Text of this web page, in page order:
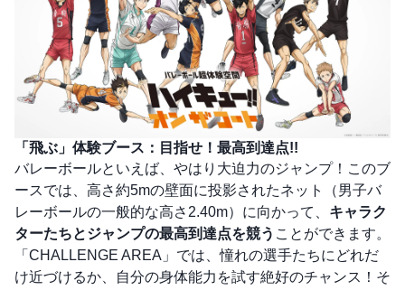
「飛ぶ」体験ブース：目指せ！最高到達点!!
バレーボールといえば、やはり大迫力のジャンプ！このブ
ースでは、高さ約5mの壁面に投影されたネット（男子バ
レーボールの一般的な高さ2.40m）に向かって、 キャラク
ターたちとジャンプの最高到達点を競う ことができます。
「CHALLENGE AREA」では、憧れの選手たちにどれだ
け近づけるか、自分の身体能力を試す絶好のチャンス！そ